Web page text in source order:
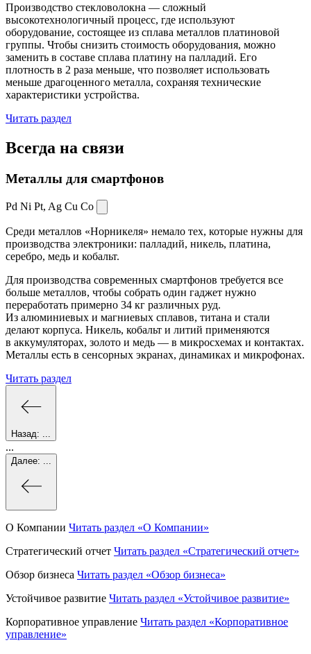
Производство стекловолокна — сложный
высокотехнологичный процесс, где используют
оборудование, состоящее из сплава металлов платиновой
группы. Чтобы снизить стоимость оборудования, можно
заменить в составе сплава платину на палладий. Его
плотность в 2 раза меньше, что позволяет использовать
меньше драгоценного металла, сохраняя технические
характеристики устройства.
Читать раздел
Всегда на связи
Металлы для смартфонов
Pd Ni Pt, Ag Cu Co
Среди металлов «Норникеля» немало тех, которые нужны для
производства электроники: палладий, никель, платина,
серебро, медь и кобальт.
Для производства современных смартфонов требуется все
больше металлов, чтобы собрать один гаджет нужно
переработать примерно 34 кг различных руд.
Из алюминиевых и магниевых сплавов, титана и стали
делают корпуса. Никель, кобальт и литий применяются
в аккумуляторах, золото и медь — в микросхемах и контактах.
Металлы есть в сенсорных экранах, динамиках и микрофонах.
Читать раздел
Назад:
...
Далее:
О Компании Читать раздел «О Компании»
Стратегический отчет Читать раздел «Стратегический отчет»
Обзор бизнеса Читать раздел «Обзор бизнеса»
Устойчивое развитие Читать раздел «Устойчивое развитие»
Корпоративное управление Читать раздел «Корпоративное
управление»